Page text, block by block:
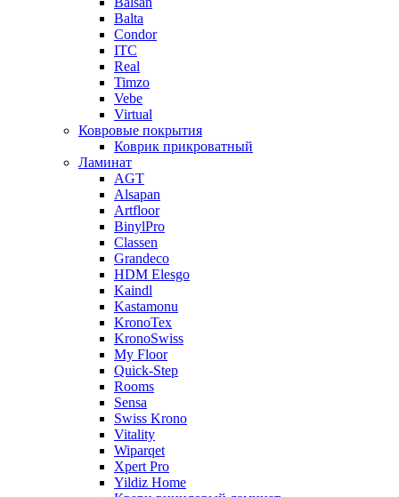
Balta
Condor
ITC
Real
Timzo
Vebe
Virtual
Ковровые покрытия
Коврик прикроватный
Ламинат
AGT
Alsapan
Artfloor
BinylPro
Classen
Grandeco
HDM Elesgo
Kaindl
Kastamonu
KronoTex
KronoSwiss
My Floor
Quick-Step
Rooms
Sensa
Swiss Krono
Vitality
Wiparqet
Xpert Pro
Yildiz Home